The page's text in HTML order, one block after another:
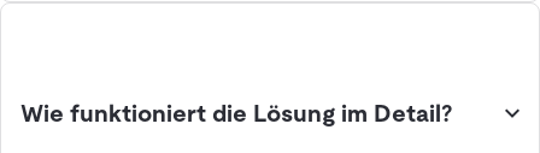
Wie funktioniert die Lösung im Detail?